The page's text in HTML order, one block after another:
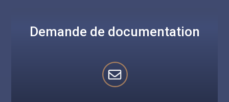
Demande de documentation